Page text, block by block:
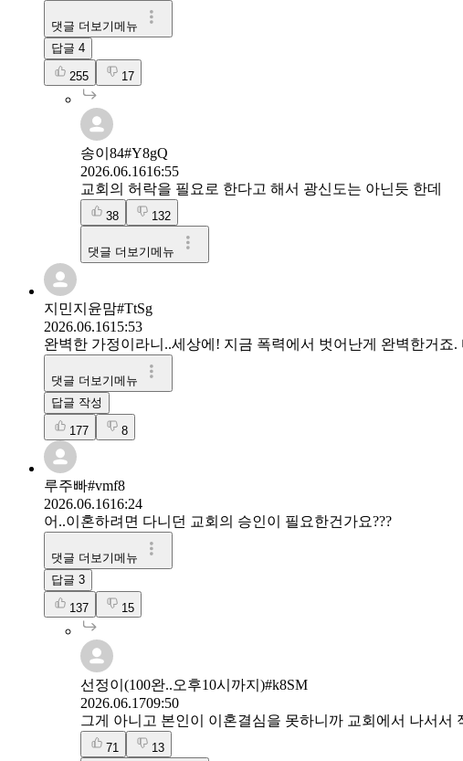
댓글 더보기메뉴
답글 4
255 17
송이84#Y8gQ
2026.06.1616:55
교회의 허락을 필요로 한다고 해서 광신도는 아닌듯 한데
38 132
댓글 더보기메뉴
지민지윤맘#TtSg
2026.06.1615:53
완벽한 가정이라니..세상에! 지금 폭력에서 벗어난게 완벽한거죠
댓글 더보기메뉴
답글 작성
177 8
루주빠#vmf8
2026.06.1616:24
어..이혼하려면 다니던 교회의 승인이 필요한건가요???
댓글 더보기메뉴
답글 3
137 15
선정이(100완..오후10시까지)#k8SM
2026.06.1709:50
그게 아니고 본인이 이혼결심을 못하니까 교회에서 나서서
71 13